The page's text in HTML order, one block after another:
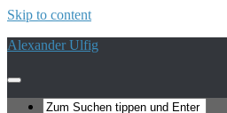
Skip to content
Alexander Ulfig